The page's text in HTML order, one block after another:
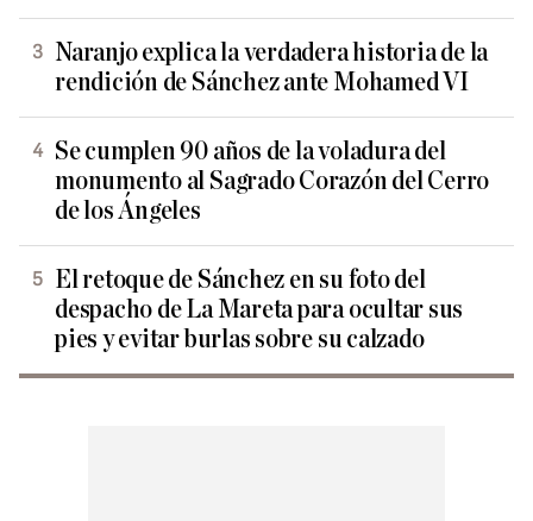
Naranjo explica la verdadera historia de la
rendición de Sánchez ante Mohamed VI
Se cumplen 90 años de la voladura del
monumento al Sagrado Corazón del Cerro
de los Ángeles
El retoque de Sánchez en su foto del
despacho de La Mareta para ocultar sus
pies y evitar burlas sobre su calzado